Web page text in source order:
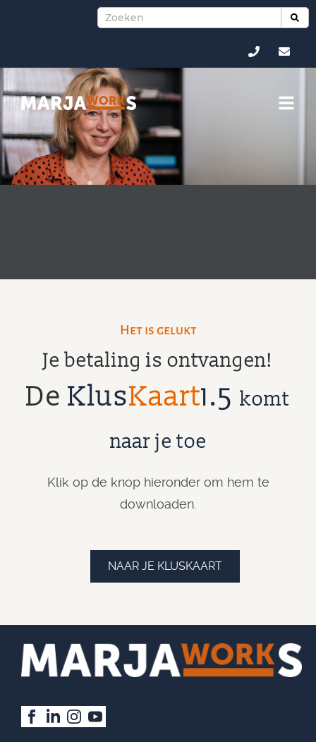
Het is gelukt
Je betaling is ontvangen!
De KlusKaart1.5 komt
naar je toe
Klik op de knop hieronder om hem te
downloaden.
NAAR JE KLUSKAART